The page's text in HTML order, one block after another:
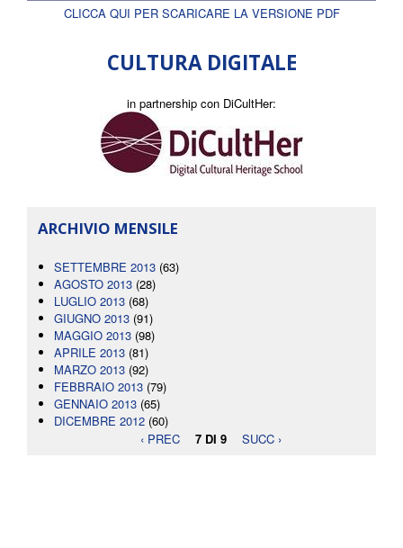
CLICCA QUI PER SCARICARE LA VERSIONE PDF
CULTURA DIGITALE
in partnership con DiCultHer:
ARCHIVIO MENSILE
SETTEMBRE 2013 (63)
AGOSTO 2013 (28)
LUGLIO 2013 (68)
GIUGNO 2013 (91)
MAGGIO 2013 (98)
APRILE 2013 (81)
MARZO 2013 (92)
FEBBRAIO 2013 (79)
GENNAIO 2013 (65)
DICEMBRE 2012 (60)
‹ PREC
7 DI 9 SUCC ›